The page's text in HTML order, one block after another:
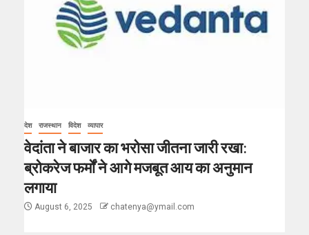
देश राजस्थान विदेश व्यापार
वेदांता ने बाजार का भरोसा जीतना जारी रखा:
ब्रोकरेज फर्मों ने आगे मजबूत आय का अनुमान
लगाया
August 6, 2025 chatenya@ymail.com